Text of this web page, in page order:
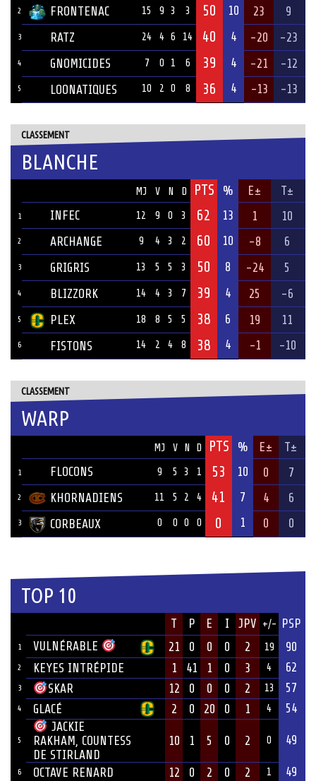
2 FRONTENAC 15 9 3 3 50 10 23 9
3 RATZ 24 4 6 14 40 4 -20 -23
4 GNOMICIDES 7 0 1 6 39 4 -21 -12
5 LOONATIQUES 10 2 0 8 36 4 -13 -13
CLASSEMENT
BLANCHE
MJ V N D PTS % E± T±
1 INFEC 12 9 0 3 62 13 1 10
2 ARCHANGE 9 4 3 2 60 10 -8 6
3 GRIGRIS 13 5 5 3 50 8 -24 5
4 BLIZZORK 14 4 3 7 39 4 25 -6
5 PLEX 18 8 5 5 38 6 19 11
6 FISTONS 14 2 4 8 38 4 -1 -10
CLASSEMENT
WARP
MJ V N D PTS % E± T±
1 FLOCONS 9 5 3 1 53 10 0 7
2 KHORNADIENS 11 5 2 4 41 7 4 6
3 CORBEAUX 0 0 0 0 0 1 0 0
TOP 10
T P E I JPV +/- PSP
1 VULNÉRABLE 21 0 0 0 2 19 90
2 KEYES INTRÉPIDE 1 41 1 0 3 4 62
3 SKAR 12 0 0 0 2 13 57
4 GLACÉ 2 0 20 0 1 4 54
5
JACKIE
RAKHAM, COUNTESS
DE STIRLAND
10 1 5 0 2 0 49
6 OCTAVE RENARD 12 0 2 0 2 1 49